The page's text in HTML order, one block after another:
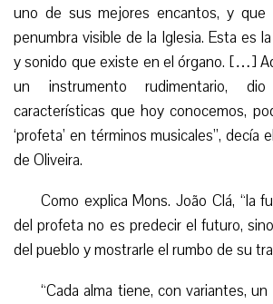
uno de sus mejores encantos, y que
penumbra visible de la Iglesia. Esta es
y sonido que existe en el órgano. […]
un instrumento rudimentario,
características que hoy conocemos,
‘profeta’ en términos musicales”, decía el
de Oliveira.
Como explicaMons. João Clá, “la
del profeta no es predecir el futuro,
del pueblo y mostrarle el rumbo de su
“Cada alma tiene, con variantes, un